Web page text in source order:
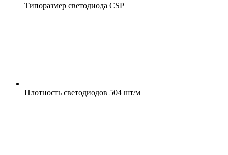
Типоразмер светодиода CSP
Плотность светодиодов 504 шт/м